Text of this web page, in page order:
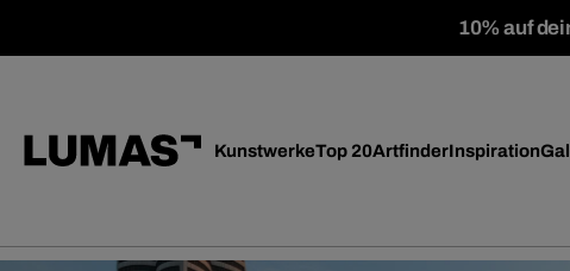
10% auf
KunstwerkeTop 20ArtfinderInspiration